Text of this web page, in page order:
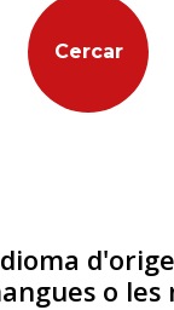
Cercar
o les